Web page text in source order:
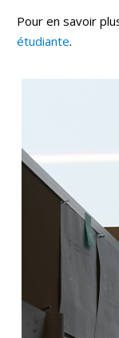
Pour en savoir
étudiante.